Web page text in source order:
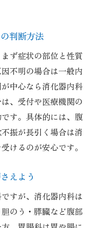
判断方法
ず症状の部位と性質
不明の場合は一般内
中心なら消化器内科
、受付や医療機関の
す。具体的には、腹
振が長引く場合は消
けるのが安心です。
えよう
すが、消化器内科は
のう・膵臓など腹部